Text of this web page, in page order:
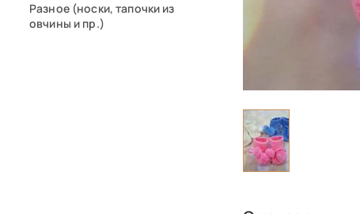
Разное (носки, тапочки из
овчины и пр.)